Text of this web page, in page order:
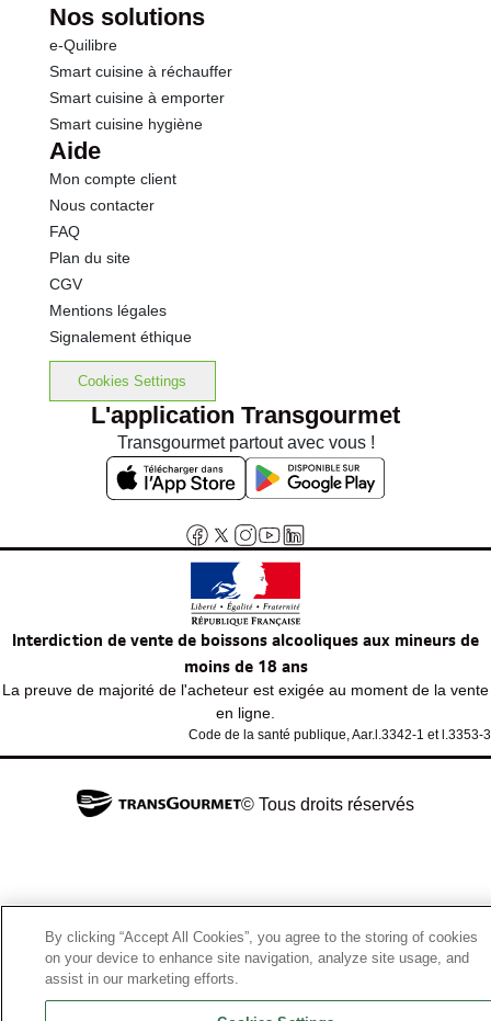
Nos solutions
e-Quilibre
Smart cuisine à réchauffer
Smart cuisine à emporter
Smart cuisine hygiène
Aide
Mon compte client
Nous contacter
FAQ
Plan du site
CGV
Mentions légales
Signalement éthique
Cookies Settings
L'application Transgourmet
Transgourmet partout avec vous !
Interdiction de vente de boissons alcooliques aux mineurs de
moins de 18 ans
La preuve de majorité de l'acheteur est exigée au moment de la vente
en ligne.
Code de la santé publique, Aar.l.3342-1 et l.3353-3
© Tous droits réservés
By clicking “Accept All Cookies”, you agree to the storing of cookies
on your device to enhance site navigation, analyze site usage, and
assist in our marketing efforts.